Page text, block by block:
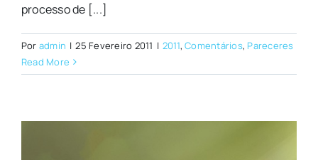
processo de [...]
Por admin | 25 Fevereiro 2011 | 2011,Comentários, Pareceres
Read More